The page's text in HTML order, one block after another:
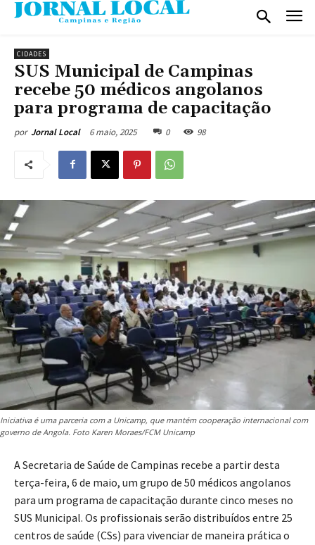
CIDADES
SUS Municipal de Campinas
recebe 50 médicos angolanos
para programa de capacitação
por Jornal Local 6 maio, 2025 0 98
Iniciativa é uma parceria com a Unicamp, que mantém cooperação internacional com
governo de Angola. Foto Karen Moraes/FCM Unicamp
A Secretaria de Saúde de Campinas recebe a partir desta
terça-feira, 6 de maio, um grupo de 50 médicos angolanos
para um programa de capacitação durante cinco meses no
SUS Municipal. Os profissionais serão distribuídos entre 25
centros de saúde (CSs) para vivenciar de maneira prática o